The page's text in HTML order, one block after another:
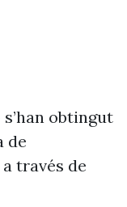
obtingut
de
través de